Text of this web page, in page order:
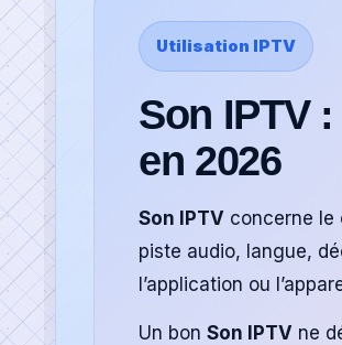
Utilisation IPTV
Son IPTV
en 2026
Son IPTV concerne le
piste audio, langue,
l’application ou
Un bon Son IPTV ne